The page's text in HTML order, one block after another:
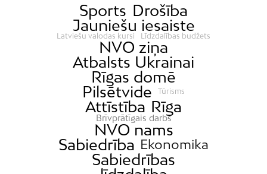
Sports Drošība
Jauniešu iesaiste
Latviešu valodas kursi Līdzdalības budžets
NVO ziņa
Atbalsts Ukrainai
Rīgas domē
Pilsētvide
Tūrisms
Attīstība Rīga
Brīvprātīgais darbs
NVO nams
Sabiedrība Ekonomika
Sabiedrības